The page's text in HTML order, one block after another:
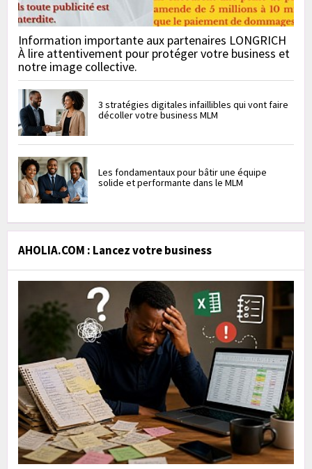
Information importante aux partenaires LONGRICH
À lire attentivement pour protéger votre business et
notre image collective.
3 stratégies digitales infaillibles qui vont faire
décoller votre business MLM
Les fondamentaux pour bâtir une équipe
solide et performante dans le MLM
AHOLIA.COM : Lancez votre business